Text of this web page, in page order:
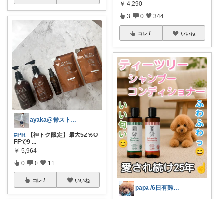
ayaka@骨スト細見え服♡
#PR 【神トク限定】最大52％O
FFで9 ...
￥ 5,964
0 0 11
コレ いいね
￥ 4,290
3 0 344
コレ いいね
papa /6日有難うございます🙇